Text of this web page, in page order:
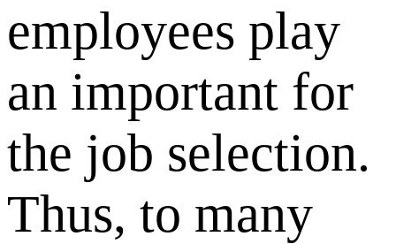
employees play
an important for
the job selection.
Thus, to many